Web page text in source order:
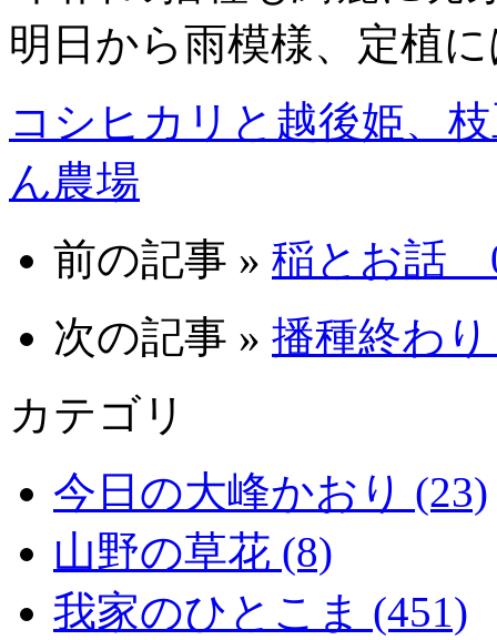
明日から雨模様、定植
コシヒカリと越後姫、
ん農場
前の記事 » 稲とお話
次の記事 » 播種終わ
カテゴリ
今日の大峰かおり (23)
山野の草花 (8)
我家のひとこま (451)